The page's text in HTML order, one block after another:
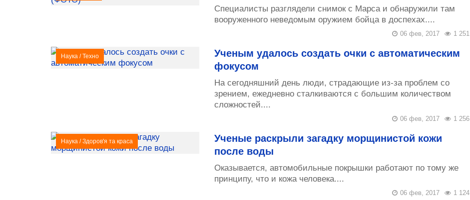
Специалисты разглядели снимок с Марса и обнаружили там
вооруженного неведомым оружием бойца в доспехах....
1 251
06 фев, 2017
Наука /Техно
Ученым удалось создать очки с автоматическим
фокусом
На сегодняшний день люди, страдающие из-за проблем со
зрением, ежедневно сталкиваются с большим количеством
сложностей....
1 256
06 фев, 2017
Наука /Здоров'я та краса
Ученые раскрыли загадку морщинистой кожи
после воды
Оказывается, автомобильные покрышки работают по тому же
принципу, что и кожа человека....
1 124
06 фев, 2017